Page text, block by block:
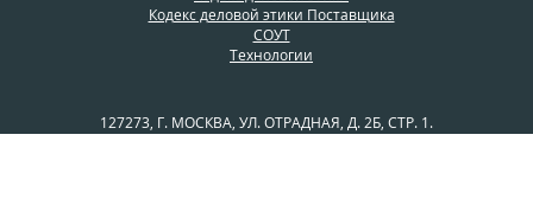
Кодекс деловой этики Поставщика
СОУТ
Технологии
127273, Г. МОСКВА, УЛ. ОТРАДНАЯ, Д. 2Б, СТР. 1.